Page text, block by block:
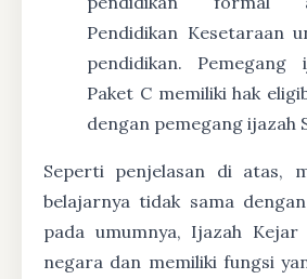
Pendidikan Kesetaraan
pendidikan. Pemegang
Paket C memiliki hak
dengan pemegang ijazah
Seperti penjelasan di atas,
belajarnya tidak sama
pada umumnya, Ijazah
negara dan memiliki fungsi